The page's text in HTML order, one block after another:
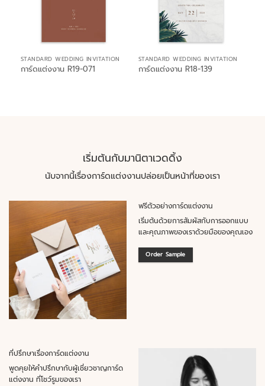
STANDARD WEDDING INVITATION
การ์ดแต่งงาน R19-071
STANDARD WEDDING INVITATION
การ์ดแต่งงาน R18-139
เริ่มต้นกับมานิตาเวดดิ้ง
นับจากนี้เรื่องการ์ดแต่งงานปล่อยเป็นหน้าที่ของเรา
ฟรีตัวอย่างการ์ดแต่งงาน
เริ่มต้นด้วยการสัมผัสกับการออกแบบ
และคุณภาพของเราด้วยมือของคุณเอง
Order Sample
ที่ปรึกษาเรื่องการ์ดแต่งงาน
พูดคุยให้คำปรึกษากับผู้เชี่ยวชาญการ์ด
แต่งงาน ที่โชว์รูมของเรา